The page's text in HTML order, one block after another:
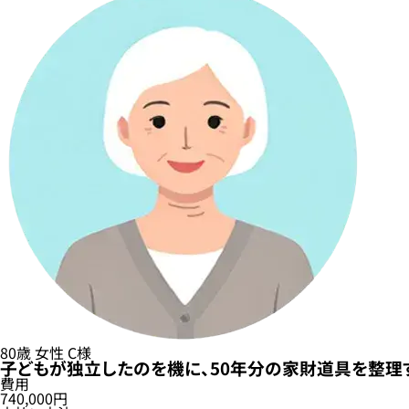
80歳女性 C様
子どもが独立したのを機に、50年分の家財道具を整理
費用
740,000円